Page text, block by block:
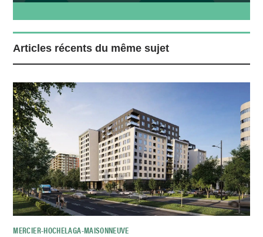
Articles récents du même sujet
MERCIER-HOCHELAGA-MAISONNEUVE